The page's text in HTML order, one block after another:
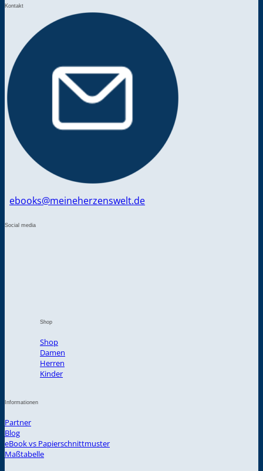
Kontakt
ebooks@meineherzenswelt.de
Social media
Shop
Shop
Damen
Herren
Kinder
Informationen
Partner
Blog
eBook vs Papierschnittmuster
Maßtabelle